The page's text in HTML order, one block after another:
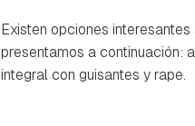
Existen opciones
presentamos a continuación:
integral con guisantes y rape.